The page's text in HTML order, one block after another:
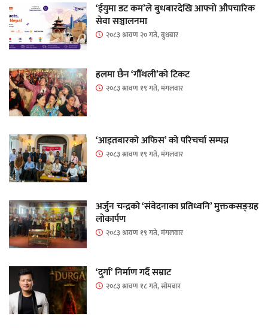
‘ईयुमा डट कम’ले बुधबारदेखि आफ्नो औपचारिक
सेवा सञ्चालनमा
२०८३ श्रावण २० गते, बुधबार
हलमा छैन ‘गौँथली’को टिकट
२०८३ श्रावण १९ गते, मंगलवार
‘आइतबारको अफिस’ को परिचर्चा सम्पन्न
२०८३ श्रावण १९ गते, मंगलवार
अर्जुन चन्द्रको ‘संवेदनाका प्रतिध्वनि’ मुक्तकसङ्ग्रह
लोकार्पण
२०८३ श्रावण १९ गते, मंगलवार
‘दुर्गा’ निर्माण गर्दै सम्राट
२०८३ श्रावण १८ गते, सोमबार